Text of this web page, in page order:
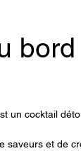
un cocktail
saveurs et de